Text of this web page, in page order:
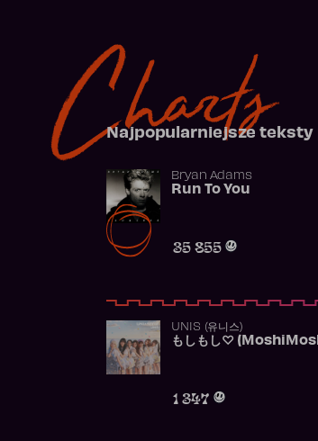
Charts
Najpopularniejsze teksty
Bryan Adams
Run To You
35 855
UNIS (유니스)
もしもし♡
1 347